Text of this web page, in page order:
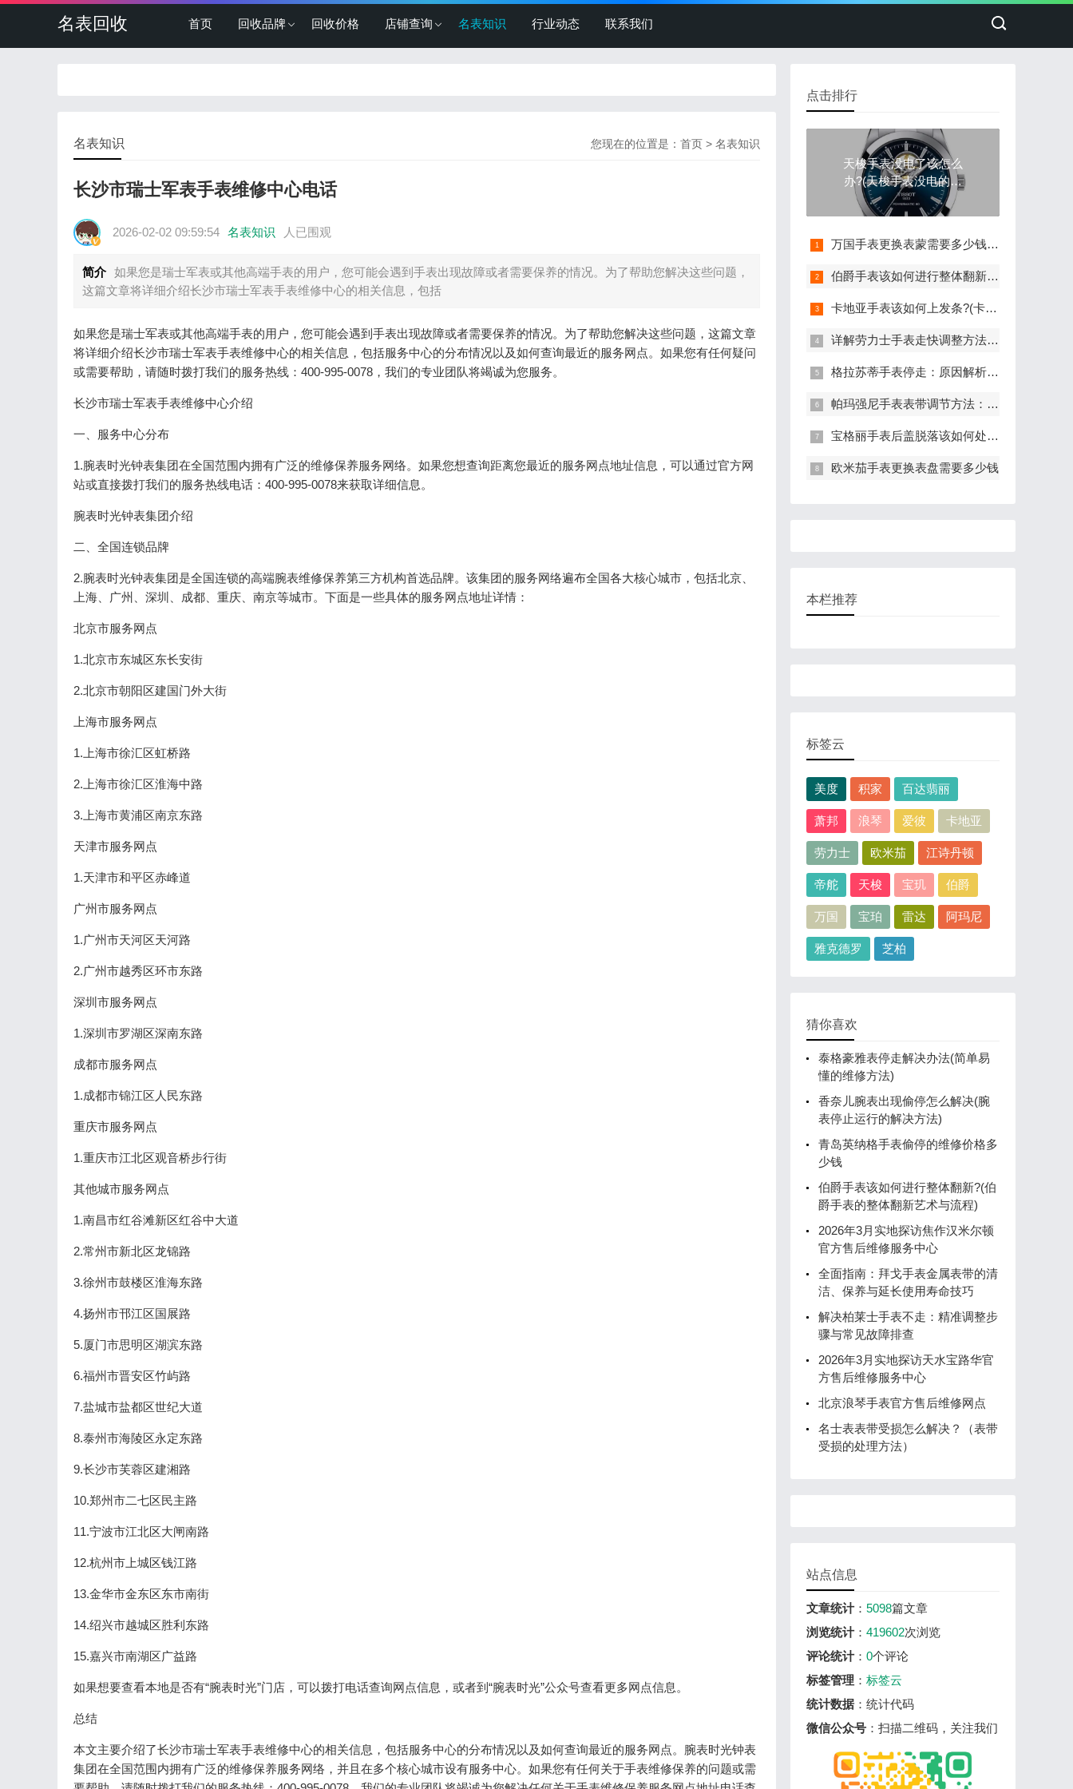
名表回收 首页 回收品牌 回收价格 店铺查询 名表知识 行业动态 联系我们
您现在的位置是： 首页 > 名表知识
名表知识
长沙市瑞士军表手表维修中心电话
2026-02-02 09:59:54 名表知识 人已围观
简介 如果您是瑞士军表或其他高端手表的用户，您可能会遇到手表出现故障或者需要保养的情况。为了帮助您解决这些问题，
这篇文章将详细介绍长沙市瑞士军表手表维修中心的相关信息，包括
如果您是瑞士军表或其他高端手表的用户，您可能会遇到手表出现故障或者需要保养的情况。为了帮助您解决这些问题，这篇文章
将详细介绍长沙市瑞士军表手表维修中心的相关信息，包括服务中心的分布情况以及如何查询最近的服务网点。如果您有任何疑问
或需要帮助，请随时拨打我们的服务热线：400-995-0078，我们的专业团队将竭诚为您服务。
长沙市瑞士军表手表维修中心介绍
一、服务中心分布
1.腕表时光钟表集团在全国范围内拥有广泛的维修保养服务网络。如果您想查询距离您最近的服务网点地址信息，可以通过官方网
站或直接拨打我们的服务热线电话：400-995-0078来获取详细信息。
腕表时光钟表集团介绍
二、全国连锁品牌
2.腕表时光钟表集团是全国连锁的高端腕表维修保养第三方机构首选品牌。该集团的服务网络遍布全国各大核心城市，包括北京、
上海、广州、深圳、成都、重庆、南京等城市。下面是一些具体的服务网点地址详情：
北京市服务网点
1.北京市东城区东长安街
2.北京市朝阳区建国门外大街
上海市服务网点
1.上海市徐汇区虹桥路
2.上海市徐汇区淮海中路
3.上海市黄浦区南京东路
天津市服务网点
1.天津市和平区赤峰道
广州市服务网点
1.广州市天河区天河路
2.广州市越秀区环市东路
深圳市服务网点
1.深圳市罗湖区深南东路
成都市服务网点
1.成都市锦江区人民东路
重庆市服务网点
1.重庆市江北区观音桥步行街
其他城市服务网点
1.南昌市红谷滩新区红谷中大道
2.常州市新北区龙锦路
3.徐州市鼓楼区淮海东路
4.扬州市邗江区国展路
5.厦门市思明区湖滨东路
6.福州市晋安区竹屿路
7.盐城市盐都区世纪大道
8.泰州市海陵区永定东路
9.长沙市芙蓉区建湘路
10.郑州市二七区民主路
11.宁波市江北区大闸南路
12.杭州市上城区钱江路
13.金华市金东区东市南街
14.绍兴市越城区胜利东路
15.嘉兴市南湖区广益路
如果想要查看本地是否有“腕表时光”门店，可以拨打电话查询网点信息，或者到“腕表时光”公众号查看更多网点信息。
总结
本文主要介绍了长沙市瑞士军表手表维修中心的相关信息，包括服务中心的分布情况以及如何查询最近的服务网点。腕表时光钟表
集团在全国范围内拥有广泛的维修保养服务网络，并且在多个核心城市设有服务中心。如果您有任何关于手表维修保养的问题或需
点击排行
天梭手表没电了该怎么
办?(天梭手表没电的处
理方法)
万国手表更换表蒙需要多少钱(详细解析万国手表更换表蒙的费用)
伯爵手表该如何进行整体翻新?(伯爵手表的整体翻新艺术与流程)
卡地亚手表该如何上发条?(卡地亚手表上发条的与技巧分享)
详解劳力士手表走快调整方法：轻松校准时间
格拉苏蒂手表停走：原因解析与有效解决策略
帕玛强尼手表表带调节方法：轻松调整长度，适配手腕
宝格丽手表后盖脱落该如何处理?(表盖脱落的处理方法)
欧米茄手表更换表盘需要多少钱
本栏推荐
标签云
美度 积家 百达翡丽
萧邦 浪琴 爱彼 卡地亚
劳力士 欧米茄 江诗丹顿
帝舵 天梭 宝玑 伯爵
万国 宝珀 雷达 阿玛尼
雅克德罗 芝柏
猜你喜欢
泰格豪雅表停走解决办法(简单易
懂的维修方法)
香奈儿腕表出现偷停怎么解决(腕
表停止运行的解决方法)
青岛英纳格手表偷停的维修价格多
少钱
伯爵手表该如何进行整体翻新?(伯
爵手表的整体翻新艺术与流程)
2026年3月实地探访焦作汉米尔顿
官方售后维修服务中心
全面指南：拜戈手表金属表带的清
洁、保养与延长使用寿命技巧
解决柏莱士手表不走：精准调整步
骤与常见故障排查
2026年3月实地探访天水宝路华官
方售后维修服务中心
北京浪琴手表官方售后维修网点
名士表表带受损怎么解决？（表带
受损的处理方法）
站点信息
文章统计： 5098篇文章
浏览统计： 419602次浏览
评论统计： 0个评论
标签管理 ： 标签云
统计数据 ：统计代码
微信公众号 ：扫描二维码，关注我们